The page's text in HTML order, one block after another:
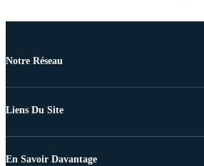
Notre Réseau
Liens Du Site
En Savoir Davantage